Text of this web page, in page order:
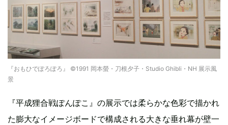
『おもひでぽろぽろ』 ©1991 岡本螢・刀根夕子・Studio Ghibli・NH 展示風
景
『平成狸合戦ぽんぽこ』の展示では柔らかな色彩で描かれ
た膨大なイメージボードで構成される大きな垂れ幕が壁一